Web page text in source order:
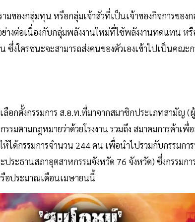
มของกลุ่มทุน หรือกลุ่มเจ้าสัวที่เป็นเจ้าของกิจการขอ
างต่อเนื่องกับกลุ่มพลังงานใหม่ที่ใช้พลังงานทดแทน ห
งใครชนะจะสามารถส่งคนของตัวเองเข้าไปเป็นคณะก
อกตั้งกรรมการ ส.อ.ท.ที่มาจากสมาชิกประเภทสามัญ (
มตามกฎหมายว่าด้วยโรงงาน รวมถึง สมาคมการค้าเพื่
ได้กรรมการจำนวน 244 คน เพื่อนำไปรวมกับกรรมกา
ระธานสภาอุตสาหกรรมจังหวัด 76 จังหวัด) ซึ่งกรรมก
อประมาณเดือนเมษายนนี้